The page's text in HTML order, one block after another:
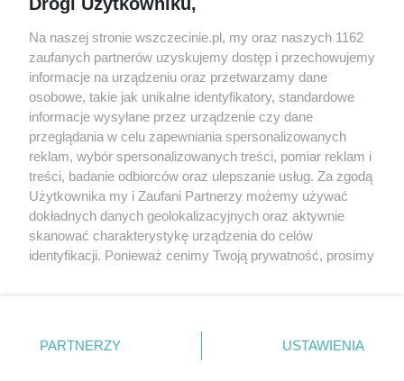
targi
Wernisaże
Więcej
Specjalny koncert z okazji
20. urodzin portalu
wSzczecinie.pl
Regulamin konkursów
śniadaniówka "Hej
Szczecin! Jest piątek!"
Partnerzy
Praca Szczecin
Na naszej stronie wszczecinie.pl, my oraz naszych 1162
zaufanych partnerów uzyskujemy dostęp i przechowujemy
informacje na urządzeniu oraz przetwarzamy dane
osobowe, takie jak unikalne identyfikatory, standardowe
informacje wysyłane przez urządzenie czy dane
przeglądania w celu zapewniania spersonalizowanych
reklam, wybór spersonalizowanych treści, pomiar reklam i
treści, badanie odbiorców oraz ulepszanie usług. Za zgodą
Użytkownika my i Zaufani Partnerzy możemy używać
dokładnych danych geolokalizacyjnych oraz aktywnie
skanować charakterystykę urządzenia do celów
identyfikacji. Ponieważ cenimy Twoją prywatność, prosimy
prywatności znajdujący się w lewym dolnym rogu strony
. Niektóre rodzaje przetwarzania danych nie wymagają
PARTNERZY USTAWIENIA